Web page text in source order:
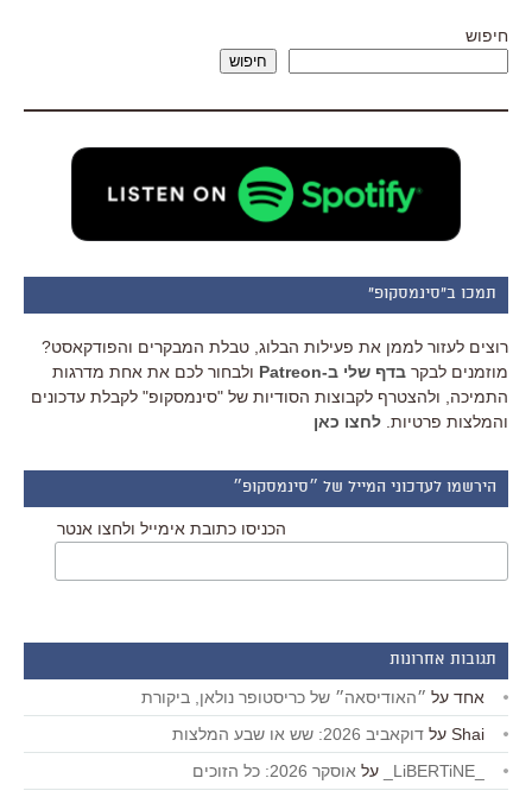
חיפוש
חיפוש
תמכו ב"סינמסקופ"
רוצים לעזור לממן את פעילות הבלוג, טבלת המבקרים והפודקאסט?
מוזמנים לבקר בדף שלי ב-Patreon
ולבחור לכם את אחת מדרגות
התמיכה, ולהצטרף לקבוצות הסודיות של "סינמסקופ" לקבלת עדכונים
והמלצות פרטיות. לחצו כאן
הירשמו לעדכוני המייל של ״סינמסקופ״
הכניסו כתובת אימייל ולחצו אנטר
תגובות אחרונות
אחד על ״האודיסאה״ של כריסטופר נולאן, ביקורת
Shai על דוקאביב 2026: שש או שבע המלצות
על אוסקר 2026: כל הזוכים